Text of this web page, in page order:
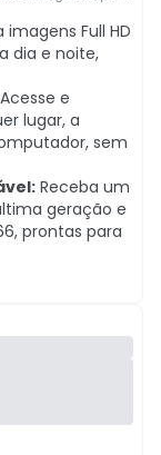
Full HD
dia e noite,
Acesse e
lugar, a
sem
Receba um
geração e
prontas para